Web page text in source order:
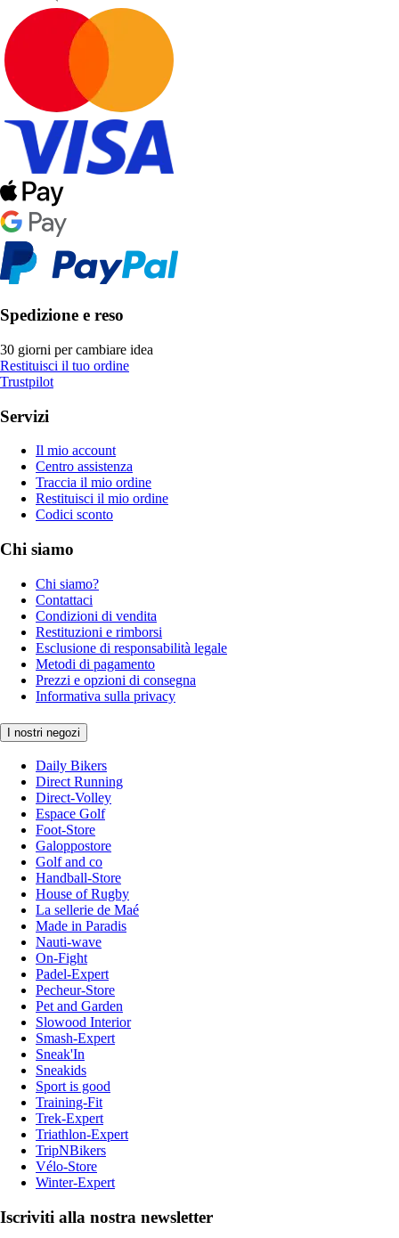
Spedizione e reso
30 giorni per cambiare idea
Restituisci il tuo ordine
Trustpilot
Servizi
Il mio account
Centro assistenza
Traccia il mio ordine
Restituisci il mio ordine
Codici sconto
Chi siamo
Chi siamo?
Contattaci
Condizioni di vendita
Restituzioni e rimborsi
Esclusione di responsabilità legale
Metodi di pagamento
Prezzi e opzioni di consegna
Informativa sulla privacy
I nostri negozi
Daily Bikers
Direct Running
Direct-Volley
Espace Golf
Foot-Store
Galoppostore
Golf and co
Handball-Store
House of Rugby
La sellerie de Maé
Made in Paradis
Nauti-wave
On-Fight
Padel-Expert
Pecheur-Store
Pet and Garden
Slowood Interior
Smash-Expert
Sneak'In
Sneakids
Sport is good
Training-Fit
Trek-Expert
Triathlon-Expert
TripNBikers
Vélo-Store
Winter-Expert
Iscriviti alla nostra newsletter